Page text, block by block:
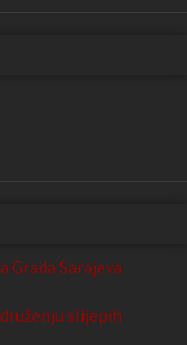
Grada Sarajeva
slijepih